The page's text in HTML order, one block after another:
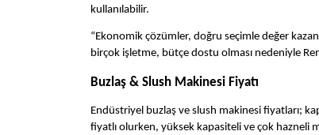
kullanılabilir.
“Ekonomik çözümler, doğru seçimle değer
birçok işletme, bütçe dostu olması nedeniyle
Buzlaş & Slush Makinesi Fiyatı
Endüstriyel buzlaş ve slush makinesi fiyatları;
fiyatlı olurken, yüksek kapasiteli ve çok hazneli